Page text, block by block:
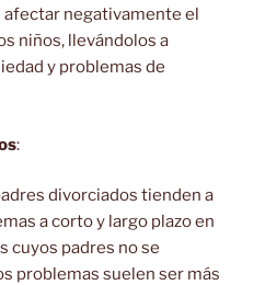
negativamente el
niños, llevándolos a
y problemas de
:
divorciados tienden a
a corto y largo plazo en
cuyos padres no se
problemas suelen ser más